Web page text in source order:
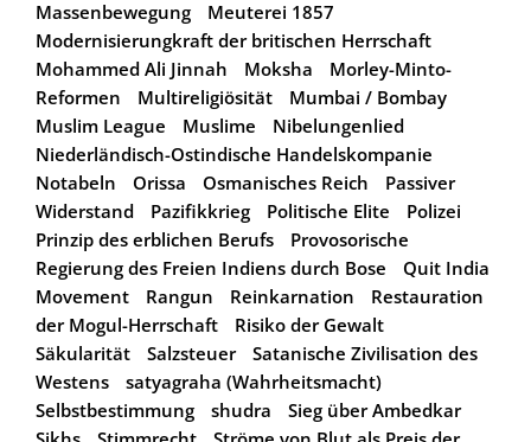
Massenbewegung
Meuterei 1857
Modernisierungkraft der britischen Herrschaft
Mohammed Ali Jinnah
Moksha
Morley-Minto-
Reformen
Multireligiösität
Mumbai / Bombay
Muslim League
Muslime
Nibelungenlied
Niederländisch-Ostindische Handelskompanie
Notabeln
Orissa Osmanisches Reich
Passiver
Widerstand
Pazifikkrieg Politische Elite
Polizei
Prinzip des erblichen Berufs
Provosorische
Regierung des Freien Indiens durch Bose
Quit India
Movement
Rangun Reinkarnation
Restauration
der Mogul-Herrschaft
Risiko der Gewalt
Säkularität
Salzsteuer
Satanische Zivilisation des
Westens
satyagraha (Wahrheitsmacht)
Selbstbestimmung
shudra
Sieg über Ambedkar